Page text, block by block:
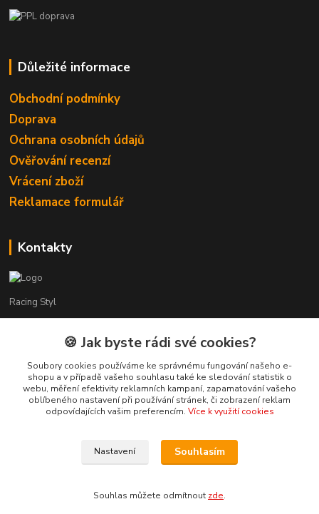
Důležité informace
Obchodní podmínky
Doprava
Ochrana osobních údajů
Ověřování recenzí
Vrácení zboží
Reklamace formulář
Kontakty
Racing Styl
Karel Muláček
774 51 50 88
(7:00 - 20:00)
shop@racingstyl.com
© Copyright 2013-2026 Racing Styl Performance
🍪 Jak byste rádi své cookies?
Soubory cookies používáme ke správnému fungování našeho e-
shopu a v případě vašeho souhlasu také ke sledování statistik o
webu, měření efektivity reklamních kampaní, zapamatování vašeho
oblíbeného nastavení při používání stránek, či zobrazení reklam
odpovídajících vašim preferencím. Více k využití cookies
Nastavení Souhlasím
Souhlas můžete odmítnout zde.